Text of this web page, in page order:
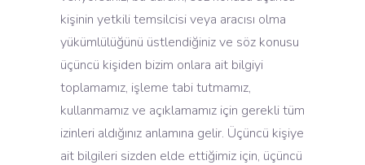
kişinin yetkili temsilcisi veya aracısı olma
yükümlülüğünü üstlendiğiniz ve söz konusu
üçüncü kişiden bizim onlara ait bilgiyi
toplamamız, işleme tabi tutmamız,
kullanmamız ve açıklamamız için gerekli tüm
izinleri aldığınız anlamına gelir. Üçüncü kişiye
ait bilgileri sizden elde ettiğimiz için, üçüncü